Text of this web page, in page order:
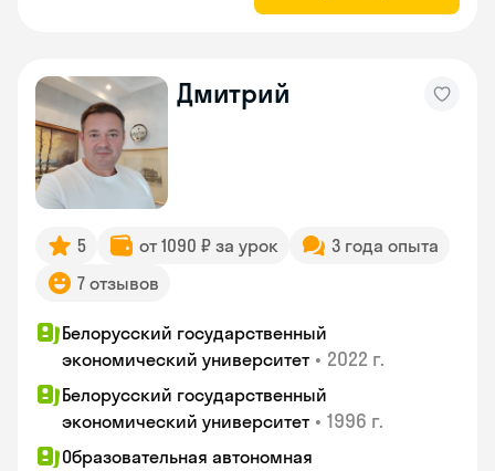
Дмитрий
5 от 1090 ₽ за урок
3 года опыта
7 отзывов
Белорусский государственный
экономический университет • 2022 г.
Белорусский государственный
экономический университет • 1996 г.
Образовательная автономная